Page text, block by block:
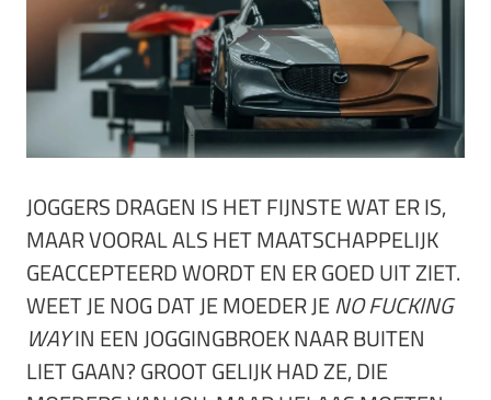
JOGGERS DRAGEN IS HET FIJNSTE WAT ER IS,
MAAR VOORAL ALS HET MAATSCHAPPELIJK
GEACCEPTEERD WORDT EN ER GOED UIT ZIET.
WEET JE NOG DAT JE MOEDER JENO FUCKING
WAYIN EEN JOGGINGBROEK NAAR BUITEN
LIET GAAN? GROOT GELIJK HAD ZE, DIE